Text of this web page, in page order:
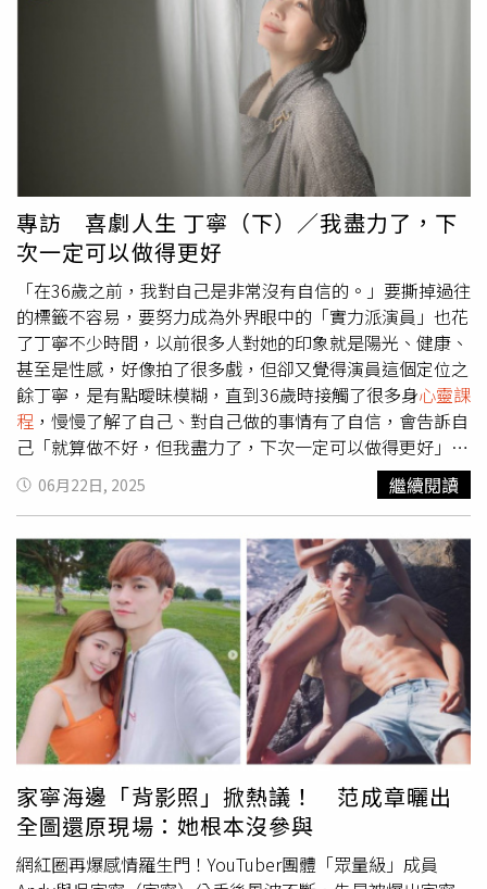
前，讓身邊人感受到我們的愛。談到爸爸，丁寧坦言，過去
對爸爸的確有很多不諒解，直到某次身心靈老師說「跟母親
的關係等同於在感情上的關係，跟父親的關係等同於在金錢
上的關係」，一番話讓當時感情屢受挫，在演藝圈多年卻沒
積蓄的她開始深思。她改變過去報喜不報憂的樣子，開始在
媽媽面前展現自己軟弱的一面，也鼓起勇氣的致電給父親借
錢，「我猶豫半小時，我心裡想說，我才不要讓他瞧不起
我，我跟我爸真的太不熟。我想一想，想說就試看看，給我
自己跟爸爸一次機會」，爸爸一聽到她缺錢，便二話不說的
轉帳給她，還不斷叮囑她有問題就跟家裡說，丁寧掛掉電話
後哭了半個多小時，才漸漸平緩情緒。那通電話後，丁寧開
始跟爸爸接觸，慢慢化解彼此心中的結。她說，有時人會因
為小時候受過的傷，讓自己的情緒一直停留在過去，「我們
都忘記已經長大，有去面對的能力」。她直言，因為跟爸爸
的和解，她開始對男性有信心，也讓不婚族的她開始願意接
受婚姻，之後遇到丈夫，2人共組家庭。
與人有太大衝突，也別什麼事情都要自己硬扛，壓力要懂得
釋放，不然會把自己壓垮，凡事看遠看長，勿短視近利。
●Top6：馬這段時間容易陷入三角關係糾纏，該捨該斷就
不要牽扯，趁機將情感業力釋放，別執著於誰是誰非或誰欠
誰等這些問題，有時候不爭才是贏家；此外事業運、官運、
讀書運都很強，不如趁機好好的提升自我，會比情感關係牽
扯不清來得更好。屬狗的人用有貴人相助，財運蒸蒸日上。
（示意圖／翻攝自photoAC）●Top5：猴這段時間建議趁
機整頓一切，雖然似乎有許多混亂等待面對，但其實都是為
了讓你升級，不要怕改變或重新出發，也不要再做全能助
理，要懂拒絕，把事情簡化，注意身體健康與充足睡眠，避
免過勞。●Top4：鼠這段時間適合投資、收藏、買賣土地
或裝潢裝修，未來會從中得到很大回報。事業和人際關係要
搞清楚弄明白，會讓你感到安心的才適合進行或配合，要注
意規律飲食，並保持良好的生活習慣。●Top3：虎這段時
間內在靈魂容易覺醒，對身心靈、藝術、療癒的靈感會特
強，擁有貴人相助及神明庇佑。他人容易把負面情緒倒給
你，要懂得自我排解跟靜心沉澱，別被他人的情緒淹沒，建
議多拜拜、多冥想或多上身
，都能讓自我旺運提
升。●Top2：雞這段時間有機會爆紅，要把自己主場優勢
全面打開，想做品牌的話，不只要善用創意，也要懂得把握
時機，因為這段時間會比較容易被看見，個人的魅力值大幅
提升，會很吸睛，當然如果要簽約的話，需要2次確認，不
能衝動亂簽。●Top1：狗這段時間擁有貴人相助，幸運值
極高，穩定情緒就等於是強化財運，把情緒價值給滿，財富
就能蒸蒸日上。親情、舊愛、家庭傷痛問題，這段時間也是
最適合療癒和修復關係的好時機。◎民俗信仰僅供參考，請
勿過度迷信！
專訪 喜劇人生 丁寧（下）／我盡力了，下
次一定可以做得更好
「在36歲之前，我對自己是非常沒有自信的。」要撕掉過往
的標籤不容易，要努力成為外界眼中的「實力派演員」也花
了丁寧不少時間，以前很多人對她的印象就是陽光、健康、
甚至是性感，好像拍了很多戲，但卻又覺得演員這個定位之
餘丁寧，是有點曖昧模糊，直到36歲時接觸了很多身心靈課
程 ，慢慢了解了自己、對自己做的事情有了自信，會告訴自
己「就算做不好，但我盡力了，下次一定可以做得更好」，
以往會擔心戲沒演好，但其實每個角色都有自己的命運，至
少自己拿出百分之百的努力了，那份自信是來自於對自己的
接受，而不是外界給予的看法。「撕掉標籤很不容易，但是
是一個非常有趣的過程，有些男生很無聊，喜歡用妳做過的
事情好像要來打壓妳，沒有跟著妳一起長大，例如為什麼不
講我拿到了金馬獎、拍過這麼多的好戲，只說我拍過寫真
集。我會去反省自己有沒有對這事情在意，如果我有在意，
表示我自己還沒有把這標籤撕掉，如果我不在意，只覺得你
只會看到人家以前發生的事情，你只停留在那裏，那是你的
人生跟我沒關係，我已經往前走很遠了，所以我開始會分辨
說，有些聲音是我不需要聽到的，可是有些聲音我是真的可
以聽到。」（圖／林士傑攝）「我發現其實當妳只要是熱愛
這件事情，總有一天妳會把它做好的。」36歲的丁寧不但找
到了自信，也找到了認同自己是個「演員」的價值，因為真
心的愛演戲，所以有了認同，丁寧可以為了一場戲在現場等
8個小時，也可以因為覺得自己演不好，開車回家的路上就
06月22日, 2025 繼續閱讀
家寧海邊「背影照」掀熱議！ 范成章曬出
全圖還原現場：她根本沒參與
網紅圈再爆感情羅生門！YouTuber團體「眾量級」成員